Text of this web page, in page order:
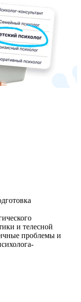
и телесной
проблемы и